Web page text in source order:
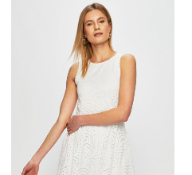
CZERWONA SUKIENKA
KORONKOWA Z
RĘKAWAMI